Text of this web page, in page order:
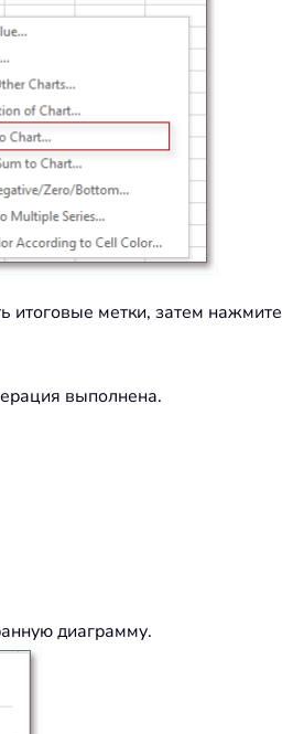
итоговые метки, затем нажмите
выполнена.
диаграмму.